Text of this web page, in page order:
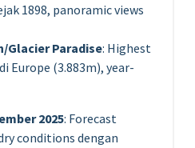
1898, panoramic views
Glacier Paradise: Highest
Europe (3.883m), year-
2025: Forecast
conditions dengan